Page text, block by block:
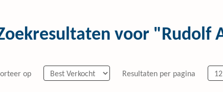
voor "Rudolf
op Resultaten per pagina